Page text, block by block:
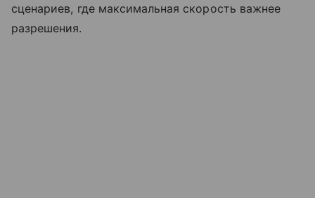
сценариев, где максимальная скорость важнее
разрешения.